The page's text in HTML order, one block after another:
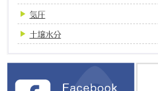
気圧
土壌水分